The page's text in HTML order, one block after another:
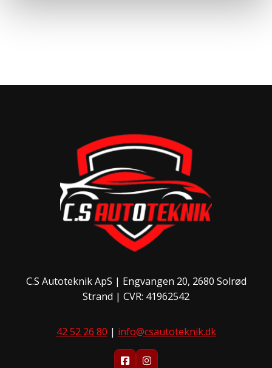
C.S Autoteknik ApS | Engvangen 20, 2680 Solrød
Strand | CVR: 41962542
42 52 26 80 | info@csautoteknik.dk